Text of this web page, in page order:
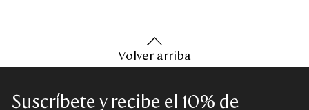
Volver arriba
Suscríbete y recibe el 10% de